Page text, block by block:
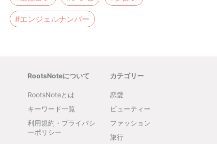
#エンジェルナンバー
RootsNoteについて
RootsNoteとは
キーワード一覧
利用規約・プライバシ
ーポリシー
カテゴリー
恋愛
ビューティー
ファッション
旅行